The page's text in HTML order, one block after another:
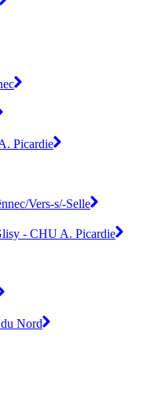
Picardie
Vers-s/-Selle
- CHU A. Picardie
Nord